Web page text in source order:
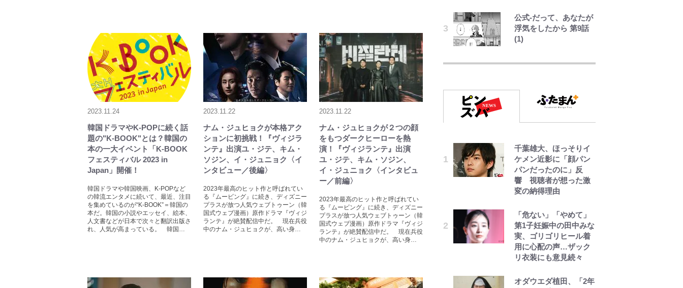
2023.11.24
韓国ドラマやK-POPに続く話
題の"K-BOOK"とは？韓国の
本の一大イベント「K-BOOK
フェスティバル 2023 in
Japan」開催！
韓国ドラマや韓国映画、K-POPなど
の韓流エンタメに続いて、最近、注目
を集めているのが“K-BOOK”＝韓国の
本だ。韓国の小説やエッセイ、絵本、
人文書などが日本で次々と翻訳出版さ
れ、人気が高まっている。 韓国…
2023.11.22
ナム・ジュヒョクが本格アク
ションに初挑戦！『ヴィジラ
ンテ』出演ユ・ジテ、キム・
ソジン、イ・ジュニョク〈イ
ンタビュー／後編〉
2023年最高のヒット作と呼ばれてい
る『ムービング』に続き、ディズニー
プラスが放つ人気ウェブトゥーン（韓
国式ウェブ漫画）原作ドラマ『ヴィジ
ランテ』が絶賛配信中だ。 現在兵役
中のナム・ジュヒョクが、高い身…
2023.11.22
ナム・ジュヒョクが２つの顔
をもつダークヒーローを熱
演！『ヴィジランテ』出演
ユ・ジテ、キム・ソジン、
イ・ジュニョク〈インタビュ
ー／前編〉
2023年最高のヒット作と呼ばれてい
る『ムービング』に続き、ディズニー
プラスが放つ人気ウェブトゥーン（韓
国式ウェブ漫画）原作ドラマ『ヴィジ
ランテ』が絶賛配信中だ。 現在兵役
中のナム・ジュヒョクが、高い身…
公式-だって、あなたが
浮気をしたから 第9話
(1)
げる主力放出、柏リカ
な外国人選手は【Jリー
グ開幕｢初めての秋春
うやって入手？｣ブライ
トン帰還の三笘薫、同
僚に“ポケカ”をプレゼ
ント！｢薫の笑顔見れて
よかった｣｢大喜びのリ
W杯クオーター制への
大反発か、FIFA会長を
追い詰めた｢欧州のボイ
コット｣と再選の行方
度のオウンゴール、来
千葉雄大、ほっそりイ
ケメン近影に「顔パン
パンだったのに」反
響 視聴者が想った激
変の納得理由
「危ない」「やめて」
第1子妊娠中の田中みな
実、ゴリゴリヒール着
用に心配の声…ザック
リ衣装にも意見続々
オダウエダ植田、「2年